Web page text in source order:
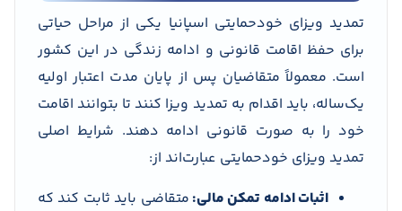
تمدید ویزای خودحمایتی اسپانیا یکی از مراحل حیاتی
برای حفظ اقامت قانونی و ادامه زندگی در این کشور
است. معمولاً متقاضیان پس از پایان مدت اعتبار اولیه
یک‌ساله، باید اقدام به تمدید ویزا کنند تا بتوانند اقامت
خود را به صورت قانونی ادامه دهند. شرایط اصلی
تمدید ویزای خودحمایتی عبارت‌اند از:
اثبات ادامه تمکن مالی: متقاضی باید ثابت کند که